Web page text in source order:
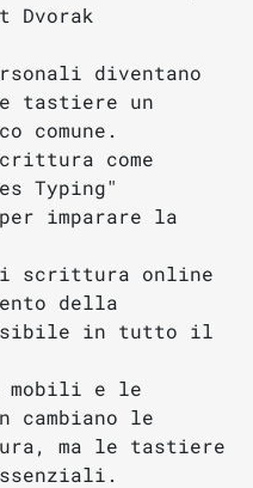
Dvorak
diventano
tastiere un
comune.
come
Typing"
imparare la
scrittura online
della
in tutto il
e le
cambiano le
ma le tastiere